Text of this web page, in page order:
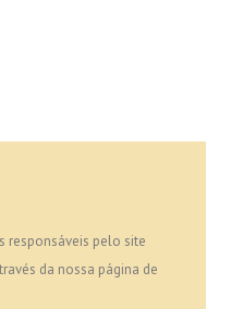
responsáveis pelo site
da nossa página de